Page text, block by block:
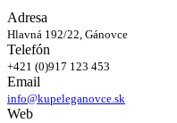
Adresa
Hlavná 192/22, Gánovce
Telefón
+421 (0)917 123 453
Email
info@kupeleganovce.sk
Web